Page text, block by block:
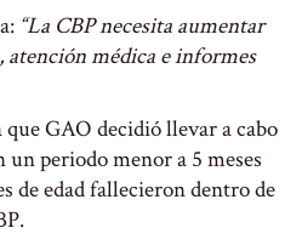
“La CBP necesita aumentar
médica e informes
GAO decidió llevar a cabo
un periodo menor a 5 meses
de edad fallecieron dentro de